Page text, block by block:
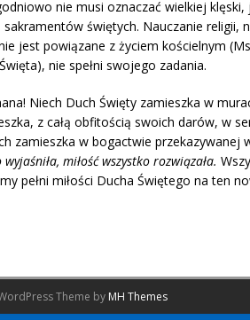
nie musi oznaczać wielkiej
sakramentów świętych. Nauczanie religii,
jest powiązane z życiem kościelnym
nie spełni swojego zadania.
Niech Duch Święty zamieszka w
z całą obfitością swoich darów, w
zamieszka w bogactwie przekazywanej
miłość wszystko rozwiązała.
pełni miłości Ducha Świętego na ten
Theme by MH Themes